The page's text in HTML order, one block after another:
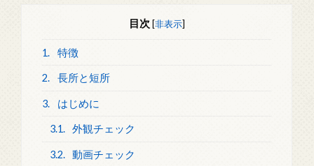
目次 [非表示]
1. 特徴
2. 長所と短所
3. はじめに
3.1. 外観チェック
3.2. 動画チェック